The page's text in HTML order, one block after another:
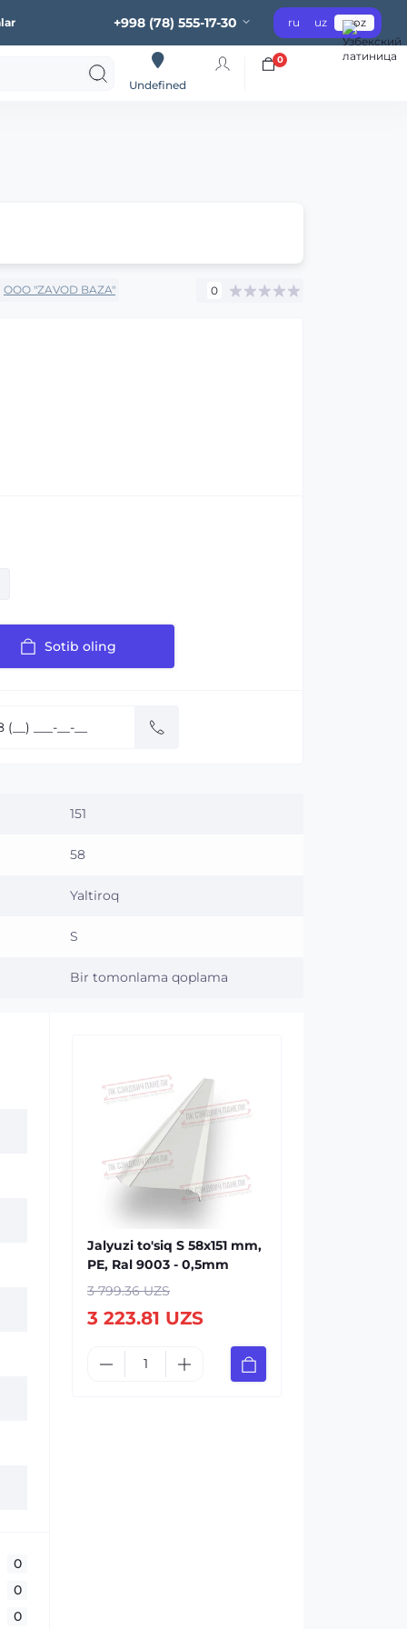
+998 (78) 555-17-30 ru uz oz
Undefined
0
OOO "ZAVOD BAZA" 0
Sotib oling
151
58
Yaltiroq
S
Bir tomonlama qoplama
0
0
0
Jalyuzi to'siq S 58х151 mm,
PE, Ral 9003 - 0,5mm
3 799.36 UZS
3 223.81 UZS